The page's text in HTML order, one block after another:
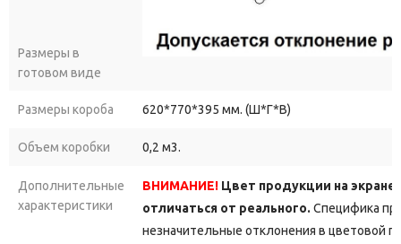
Размеры в
готовом виде
Размеры короба 620*770*395 мм. (Ш*Г*В)
Объем коробки 0,2 м3.
Дополнительные
характеристики
ВНИМАНИЕ! Цвет продукции на
отличаться от реального. Специфика
незначительные отклонения в цветовой